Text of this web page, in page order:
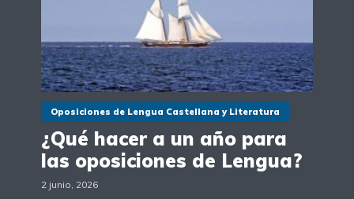
Oposiciones de Lengua Castellana y Literatura
¿Qué hacer a un año para
las oposiciones de Lengua?
2 junio, 2026